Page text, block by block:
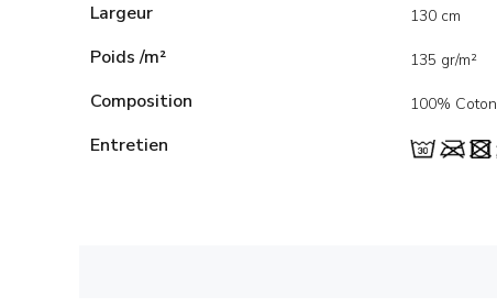
Largeur 130 cm
Poids /m² 135 gr/m²
Composition 100% Coton
Entretien